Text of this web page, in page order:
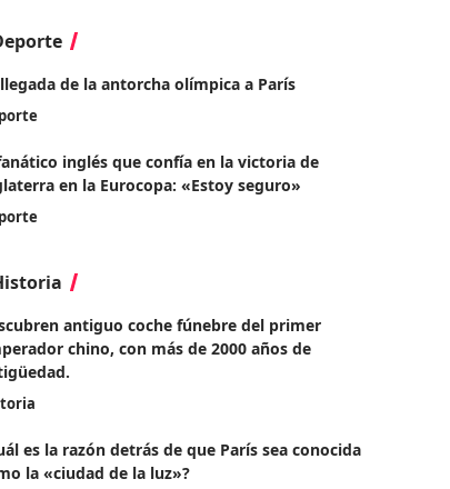
de la antorcha olímpica a París
inglés que confía en la victoria de
en la Eurocopa: «Estoy seguro»
antiguo coche fúnebre del primer
chino, con más de 2000 años de
es la razón detrás de que París sea conocida
la «ciudad de la luz»?